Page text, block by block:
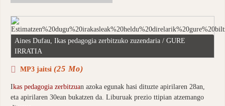
Aines Dufau, Ikas pedagogia zerbitzuko zuzendaria / GURE
IRRATIA
MP3 jaitsi (25 Mo)
Ikas pedagogia zerbitzuan azoka egunak hasi dituzte apirilaren 28an,
eta apirilaren 30ean bukatzen da. Liburuak prezio ttipian atzemango